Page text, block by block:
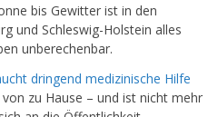
bis Gewitter ist in den
und Schleswig-Holstein alles
unberechenbar.
dringend medizinische Hilfe
zu Hause – und ist nicht mehr